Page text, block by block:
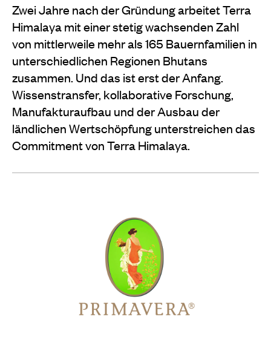
Zwei Jahre nach der Gründung arbeitet Terra
Himalaya mit einer stetig wachsenden Zahl
von mittlerweile mehr als 165 Bauernfamilien in
unterschiedlichen Regionen Bhutans
zusammen. Und das ist erst der Anfang.
Wissenstransfer, kollaborative Forschung,
Manufakturaufbau und der Ausbau der
ländlichen Wertschöpfung unterstreichen das
Commitment von Terra Himalaya.